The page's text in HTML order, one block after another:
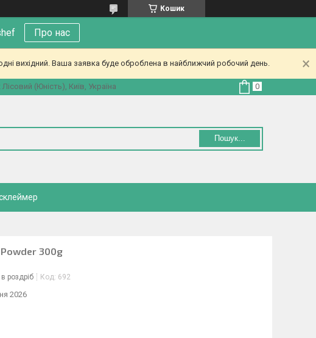
Кошик
Про нас
вихідний. Ваша заявка буде оброблена в найближчий робочий день.
(Юність), Київ, Україна
Пошук...
Powder 300g
роздріб Код: 692
2026